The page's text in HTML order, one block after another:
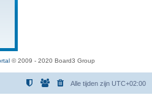
© 2009 - 2020 Board3 Group
Alle tijden zijn UTC+02:00